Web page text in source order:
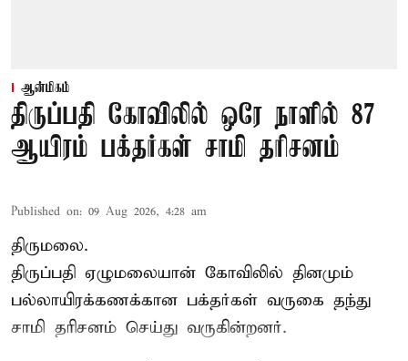
ஆன்மிகம்
திருப்பதி கோவிலில் ஒரே நாளில் 87
ஆயிரம் பக்தர்கள் சாமி தரிசனம்
Published on: 09 Aug 2026, 4:28 am
திருமலை.
திருப்பதி ஏழுமலையான் கோவிலில் தினமும்
பல்லாயிரக்கணக்கான பக்தர்கள் வருகை தந்து
சாமி தரிசனம் செய்து வருகின்றனர்.